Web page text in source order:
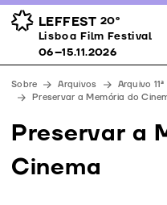
LEFFEST 20º
Lisboa Film Festival 06–15.11.2026
Prémios
Espaços
Apoios
Equipa
Downloads
Lisboa Film Festival
06–15.11.2026
Sobre Arquivos Arquivo
Preservar a Memória do
Preservar a
Cinema